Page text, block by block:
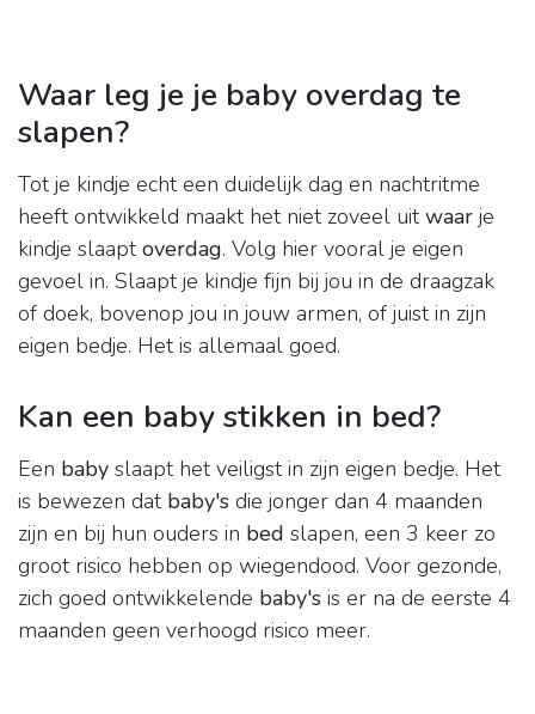
Waar leg je je baby overdag te
slapen?
Tot je kindje echt een duidelijk dag en nachtritme
heeft ontwikkeld maakt het niet zoveel uitwaar je
kindje slaaptoverdag. Volg hier vooral je eigen
gevoel in. Slaapt je kindje fijn bij jou in de draagzak
of doek, bovenop jou in jouw armen, of juist in zijn
eigen bedje. Het is allemaal goed.
Kan een baby stikken in bed?
Een baby slaapt het veiligst in zijn eigen bedje. Het
is bewezen dat baby's die jonger dan 4 maanden
zijn en bij hun ouders in bed slapen, een 3 keer zo
groot risico hebben op wiegendood. Voor gezonde,
zich goed ontwikkelende baby's is er na de eerste 4
maanden geen verhoogd risico meer.